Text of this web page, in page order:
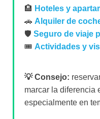
🏨 Hoteles y
🚗 Alquiler de
🛡️ Seguro de viaje
🎟️ Actividades y
💡 Consejo:
marcar la diferencia
especialmente en